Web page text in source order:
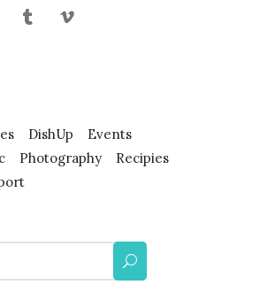
DishUp
Events
Photography
Recipies